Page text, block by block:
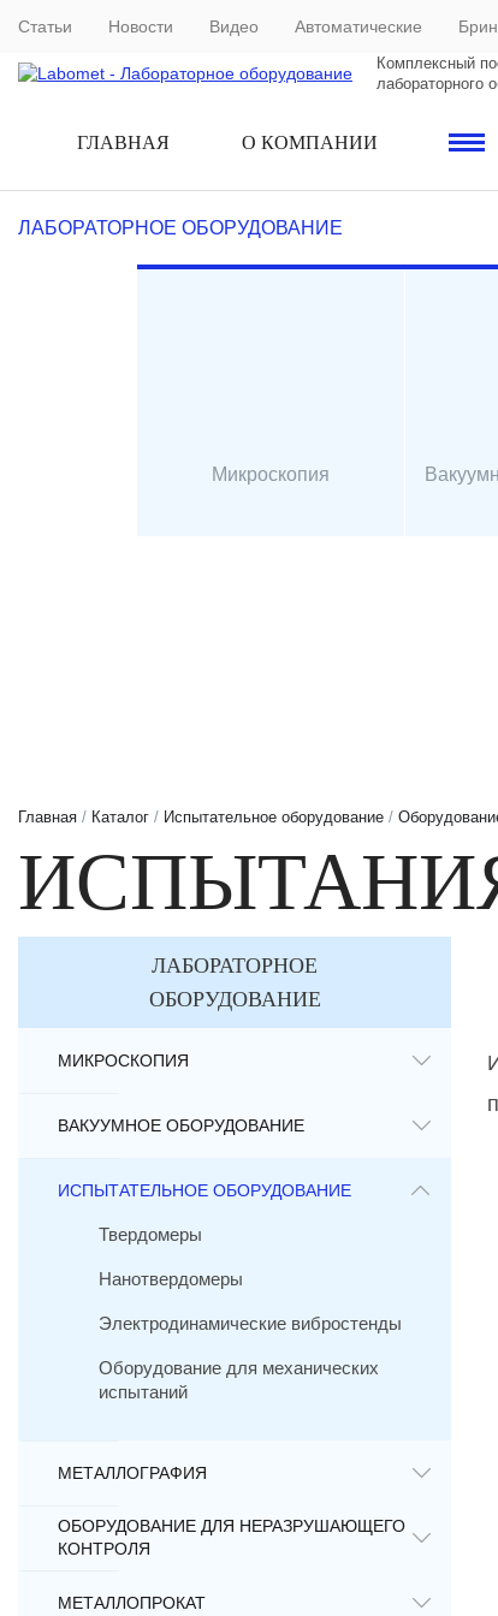
Статьи Новости Видео Автоматические
Комплексный
лабораторного
ГЛАВНАЯ О КОМПАНИИ
ЛАБОРАТОРНОЕ ОБОРУДОВАНИЕ
Микроскопия
Главная / Каталог / Испытательное оборудование /
ЛАБОРАТОРНОЕ
ОБОРУДОВАНИЕ
МИКРОСКОПИЯ
ВАКУУМНОЕ ОБОРУДОВАНИЕ
ИСПЫТАТЕЛЬНОЕ ОБОРУДОВАНИЕ
Твердомеры
Нанотвердомеры
Электродинамические вибростенды
Оборудование для механических
испытаний
МЕТАЛЛОГРАФИЯ
ОБОРУДОВАНИЕ ДЛЯ НЕРАЗРУШАЮЩЕГО
КОНТРОЛЯ
МЕТАЛЛОПРОКАТ